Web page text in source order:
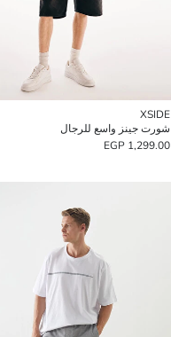
XSIDE
شورت جينز واسع للرجال
1,299.00 EGP